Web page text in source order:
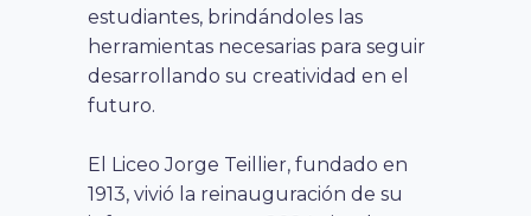
estudiantes, brindándoles las
herramientas necesarias para seguir
desarrollando su creatividad en el
futuro.
El Liceo Jorge Teillier, fundado en
1913, vivió la reinauguración de su